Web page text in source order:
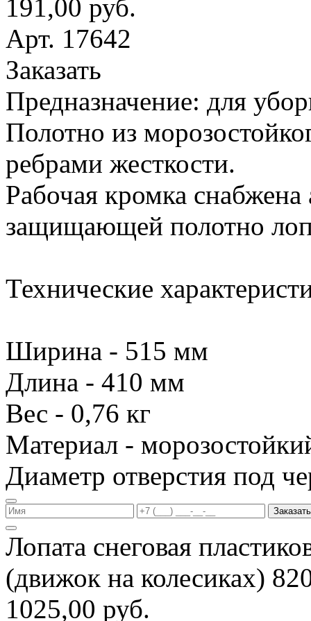
191,00 руб.
Арт. 17642
Заказать
Предназначение: для
Полотно из
ребрами жесткости.
Рабочая кромка
защищающей полотно
Технические
Ширина - 515 мм
Длина - 410 мм
Вес - 0,76 кг
Материал -
Диаметр отверстия под
Заказать
Лопата снеговая
(движок на колесиках)
1025,00 руб.